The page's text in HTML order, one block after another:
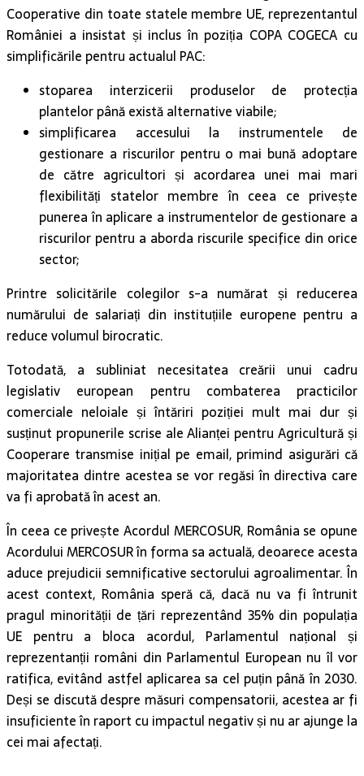
Cooperative din toate statele membre UE, reprezentantul
României a insistat și inclus în poziția COPA COGECA cu
simplificările pentru actualul PAC:
stoparea interzicerii produselor de protecția
plantelor până există alternative viabile;
simplificarea accesului la instrumentele de
gestionare a riscurilor pentru o mai bună adoptare
de către agricultori și acordarea unei mai mari
flexibilități statelor membre în ceea ce privește
punerea în aplicare a instrumentelor de gestionare a
riscurilor pentru a aborda riscurile specifice din orice
sector;
Printre solicitările colegilor s-a numărat și reducerea
numărului de salariați din instituțiile europene pentru a
reduce volumul birocratic.
Totodată, a subliniat necesitatea creării unui cadru
legislativ european pentru combaterea practicilor
comerciale neloiale și întăriri poziției mult mai dur și
susținut propunerile scrise ale Alianței pentru Agricultură și
Cooperare transmise inițial pe email, primind asigurări că
majoritatea dintre acestea se vor regăsi în directiva care
va fi aprobată în acest an.
În ceea ce privește Acordul MERCOSUR, România se opune
Acordului MERCOSUR în forma sa actuală, deoarece acesta
aduce prejudicii semnificative sectorului agroalimentar. În
acest context, România speră că, dacă nu va fi întrunit
pragul minorității de țări reprezentând 35% din populația
UE pentru a bloca acordul, Parlamentul național și
reprezentanții români din Parlamentul European nu îl vor
ratifica, evitând astfel aplicarea sa cel puțin până în 2030.
Deși se discută despre măsuri compensatorii, acestea ar fi
insuficiente în raport cu impactul negativ și nu ar ajunge la
cei mai afectați.